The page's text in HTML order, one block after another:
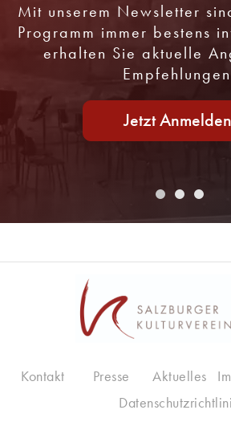
Mit unserem Newsletter
Programm immer bestens
erhalten Sie aktuelle
Jetzt
Kontakt Presse Aktuelles